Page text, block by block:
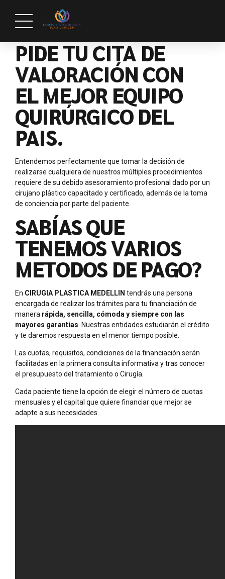
PIDE TU CITA DE
VALORACIÓN CON
EL MEJOR EQUIPO
QUIRÚRGICO DEL
PAIS.
Entendemos perfectamente que tomar la decisión de
realizarse cualquiera de nuestros múltiples procedimientos
requiere de su debido asesoramiento profesional dado por un
cirujano plástico capacitado y certificado, además de la toma
de conciencia por parte del paciente.
SABÍAS QUE
TENEMOS VARIOS
METODOS DE PAGO?
En CIRUGIA PLASTICA MEDELLIN tendrás una persona
encargada de realizar los trámites para tu financiación de
manera rápida, sencilla, cómoda y siempre con las
mayores garantías . Nuestras entidades estudiarán el crédito
y te daremos respuesta en el menor tiempo posible.
Las cuotas, requisitos, condiciones de la financiación serán
facilitadas en la primera consulta informativa y tras conocer
el presupuesto del tratamiento o Cirugía.
Cada paciente tiene la opción de elegir el número de cuotas
mensuales y el capital que quiere financiar que mejor se
adapte a sus necesidades.